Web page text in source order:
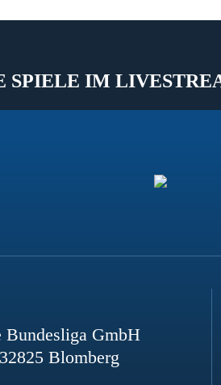
SPIELE IM
GmbH
Blomberg